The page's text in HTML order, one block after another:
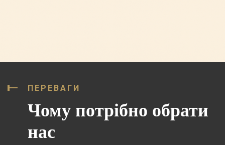
ПЕРЕВАГИ
Чому потрібно обрати
нас